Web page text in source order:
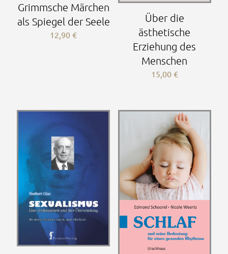
Grimmsche Märchen
als Spiegel der Seele
12,90€
Über die
ästhetische
Erziehung des
Menschen
15,00 €